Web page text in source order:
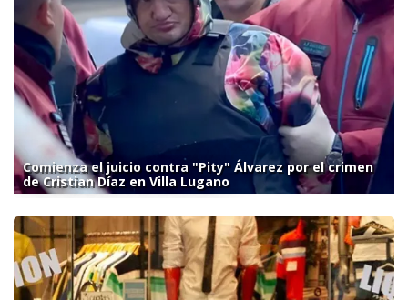
Comienza el juicio contra "Pity" Álvarez por el crimen
de Cristian Díaz en Villa Lugano